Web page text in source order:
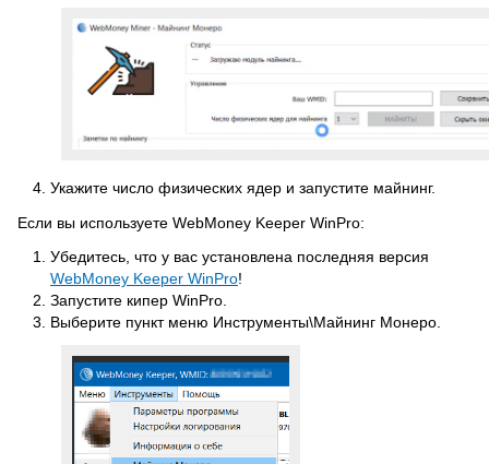
Укажите число физических ядер и запустите майнинг.
Если вы используете WebMoney Keeper WinPro:
Убедитесь, что у вас установлена последняя версия
WebMoney Keeper WinPro!
Запустите кипер WinPro.
Выберите пункт меню Инструменты\Майнинг Монеро.